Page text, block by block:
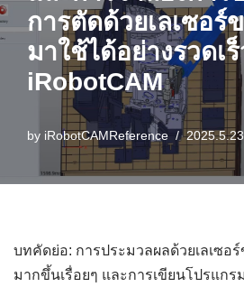
การตัดด้วยเลเซอร์
มาใช้ได้อย่างรวดเ
iRobotCAM
by iRobotCAMReference 2025.5.23.
บทคัดย่อ: การประมวลผลด้วยเลเซอ
มากขึ้นเรื่อยๆ และการเขียนโปรแกร